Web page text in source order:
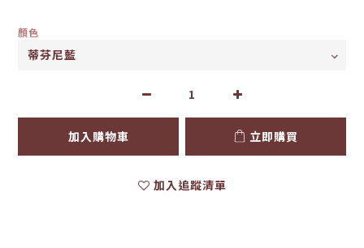
顏色
加入購物車 立即購買
加入追蹤清單